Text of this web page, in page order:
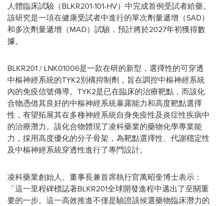
人體臨床試驗（BLKR201-101-HV）中完成首例受試者給藥。
該研究是一項在健康受試者中進行的單次劑量遞增（SAD）
和多次劑量遞增（MAD）試驗，預計將於2027年初獲得數
據。
BLKR201 / LNK01006是一款在研的新型，選擇性的可穿透
中樞神經系統的TYK2別構抑制劑，旨在調控中樞神經系統
內的免疫信號傳導。TYK2是已在臨床的治療靶點，而該化
合物憑借其良好的中樞神經系統暴露能力和高度靶點選擇
性，有望拓展其在多種神經系統自身免疫性及炎症性疾病中
的治療潛力。該化合物體現了凌科藥業的藥物化學專業能
力，採用高度優化的分子骨架，為靶點選擇性、代謝穩定性
及中樞神經系統穿透性進行了專門設計。
凌科藥業創始人、董事長兼首席執行官萬昭奎博士表示：
「這一里程碑標誌著BLKR201全球開發進程中邁出了至關重
要的一步。這一高效推進不僅是驗證該候選藥物臨床潛力的